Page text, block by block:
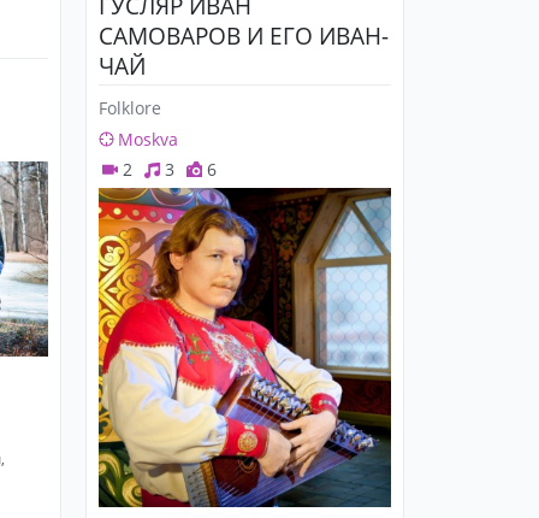
САМОВАРОВ И ЕГО ИВАН-
ЧАЙ
Folklore
Moskva
2
3 6